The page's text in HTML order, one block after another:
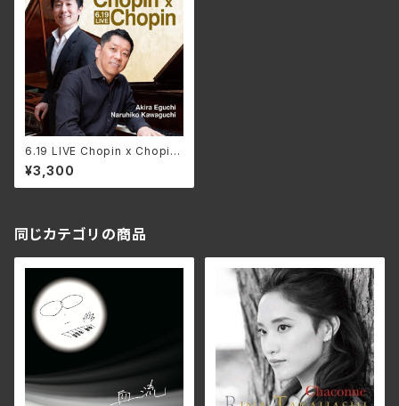
6.19 LIVE Chopin x Chopin
/ 江口玲、川口成彦
¥3,300
同じカテゴリの商品